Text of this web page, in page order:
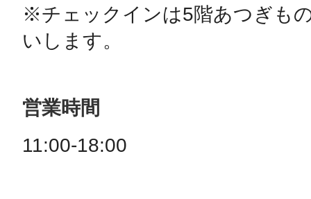
※チェックインは5階あつぎも
いします。
営業時間
11:00-18:00